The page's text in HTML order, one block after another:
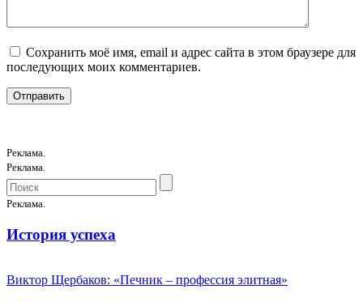
Сохранить моё имя, email и адрес сайта в этом браузере для
последующих моих комментариев.
Реклама.
Реклама.
Реклама.
История успеха
Виктор Щербаков: «Печник – профессия элитная»